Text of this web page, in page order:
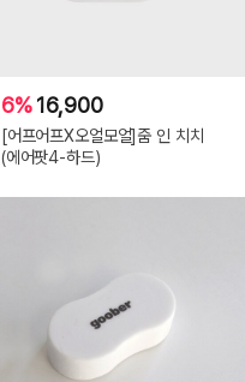
6%16,900
[어프어프X오얼모얼]줌 인 치치
(에어팟4-하드)